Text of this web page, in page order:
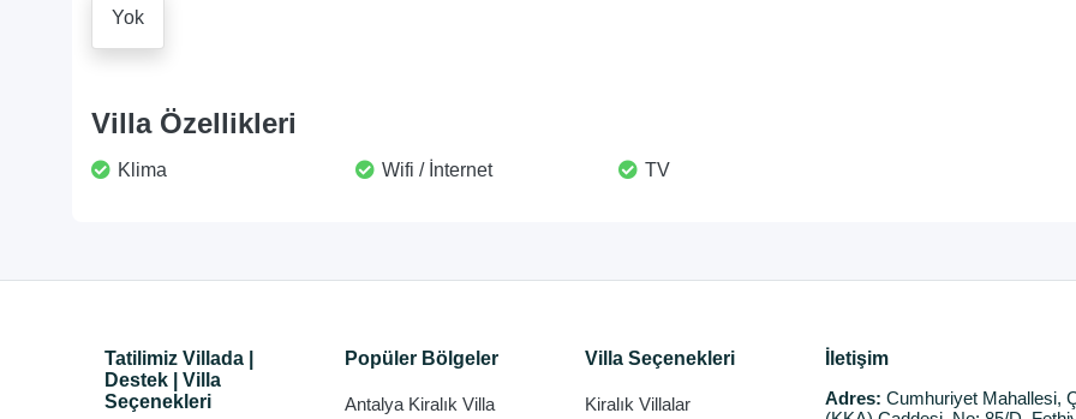
Yok
Villa Özellikleri
Klima Wifi / İnternet TV
Tatilimiz Villada |
Destek | Villa
Seçenekleri
Popüler Bölgeler
Antalya Kiralık Villa
Villa Seçenekleri
Kiralık Villalar
İletişim
Adres: Cumhuriyet Mahallesi,